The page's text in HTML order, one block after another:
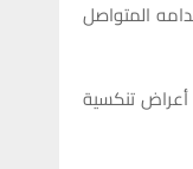
المتواصل
أعراض تنكسية